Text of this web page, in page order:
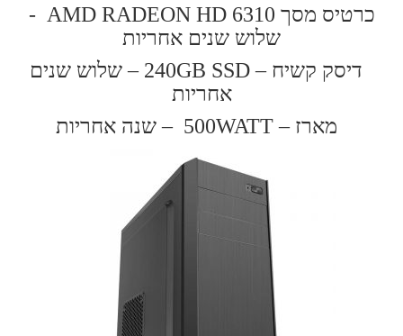
כרטיס מסך AMD RADEON HD 6310 -
שלוש שנים אחריות
דיסק קשיח – 240GB SSD –
שלוש שנים
אחריות
מארז –500WATT – שנה אחריות